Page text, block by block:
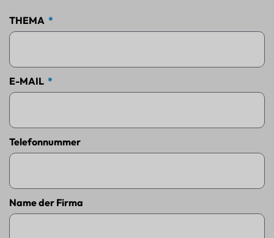
THEMA
E-MAIL
Telefonnummer
Name der Firma